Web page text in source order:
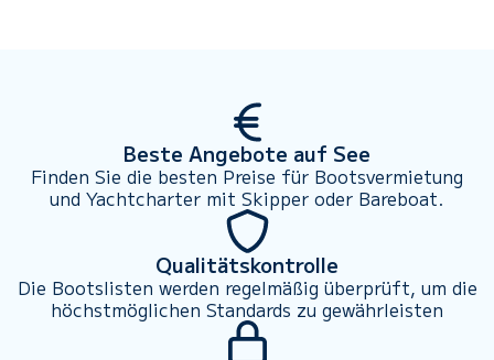
Beste Angebote auf See
Finden Sie die besten Preise für Bootsvermietung
und Yachtcharter mit Skipper oder Bareboat.
Qualitätskontrolle
Die Bootslisten werden regelmäßig überprüft, um die
höchstmöglichen Standards zu gewährleisten